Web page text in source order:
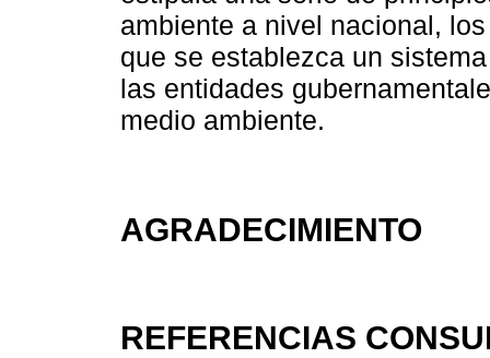
ambiente a nivel nacional,
que se establezca un
las entidades
medio ambiente.
AGRADECIMIENTO
REFERENCIAS